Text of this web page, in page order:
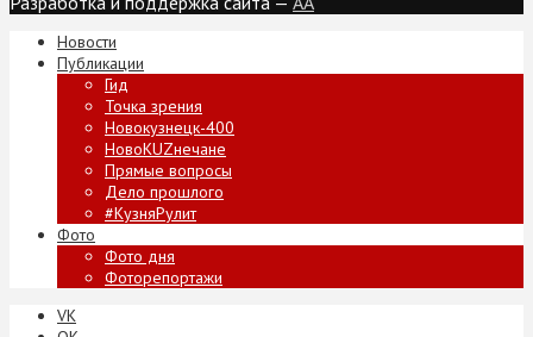
Новости
Публикации
Гид
Точка зрения
Новокузнецк-400
НовоKUZнечане
Прямые вопросы
Дело прошлого
#КузняРулит
Фото
Фото дня
Фоторепортажи
VK